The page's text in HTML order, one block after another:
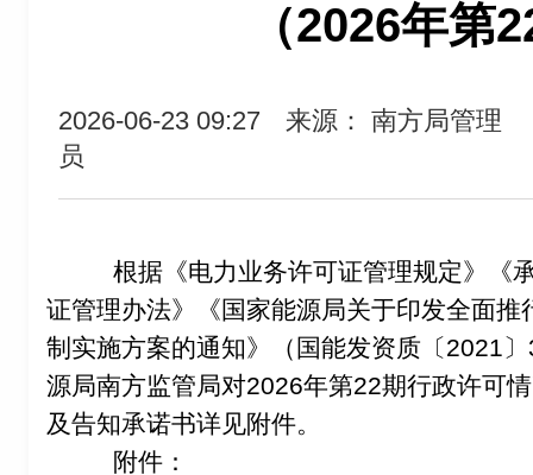
（2026年第
2026-06-23 09:27
来源： 南方局管理
员
根据《电力业务许可证管理规定》《
证管理办法》《国家能源局关于印发全面
制实施方案的通知》（国能发资质〔2021
源局南方监管局对2026年第22期行政许可
及告知承诺书详见附件。
附件：